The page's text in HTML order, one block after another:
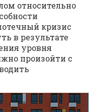
относительно
кризис
в результате
уровня
произойти с